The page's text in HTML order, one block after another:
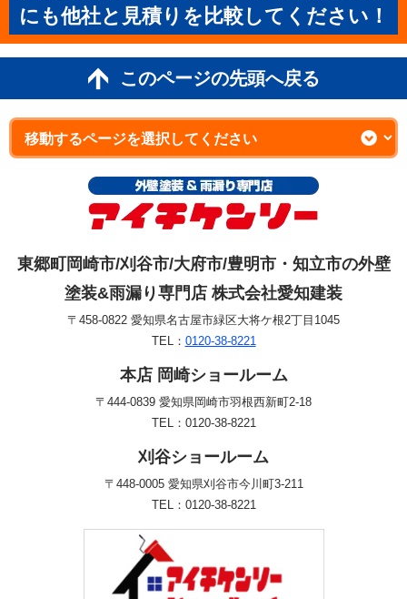
にも他社と見積りを比較してください！
このページの先頭へ戻る
東郷町岡崎市/刈谷市/大府市/豊明市・知立市の外壁
塗装&雨漏り専門店 株式会社愛知建装
〒458-0822 愛知県名古屋市緑区大将ケ根2丁目1045
TEL： 0120-38-8221
本店 岡崎ショールーム
〒444-0839 愛知県岡崎市羽根西新町2-18
TEL：0120-38-8221
刈谷ショールーム
〒448-0005 愛知県刈谷市今川町3-211
TEL：0120-38-8221